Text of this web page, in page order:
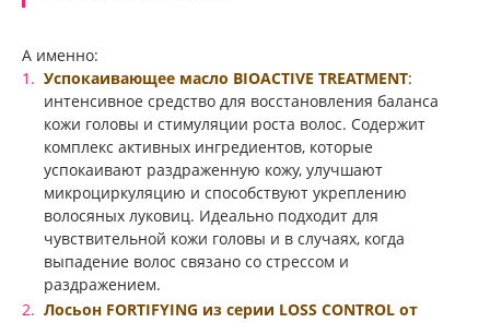
А именно:
Успокаивающее масло BIOACTIVE TREATMENT:
интенсивное средство для восстановления баланса
кожи головы и стимуляции роста волос. Содержит
комплекс активных ингредиентов, которые
успокаивают раздраженную кожу, улучшают
микроциркуляцию и способствуют укреплению
волосяных луковиц. Идеально подходит для
чувствительной кожи головы и в случаях, когда
выпадение волос связано со стрессом и
раздражением.
Лосьон FORTIFYING из серии LOSS CONTROL от